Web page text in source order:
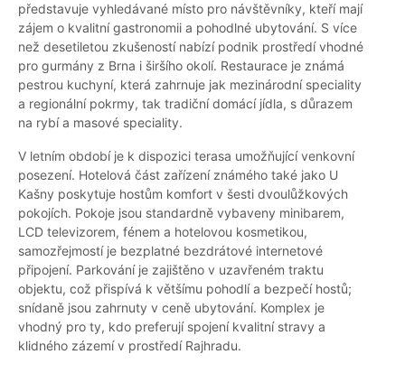
představuje vyhledávané místo pro návštěvníky, kteří mají
zájem o kvalitní gastronomii a pohodlné ubytování. S více
než desetiletou zkušeností nabízí podnik prostředí vhodné
pro gurmány z Brna i širšího okolí. Restaurace je známá
pestrou kuchyní, která zahrnuje jak mezinárodní speciality
a regionální pokrmy, tak tradiční domácí jídla, s důrazem
na rybí a masové speciality.
V letním období je k dispozici terasa umožňující venkovní
posezení. Hotelová část zařízení známého také jako U
Kašny poskytuje hostům komfort v šesti dvoulůžkových
pokojích. Pokoje jsou standardně vybaveny minibarem,
LCD televizorem, fénem a hotelovou kosmetikou,
samozřejmostí je bezplatné bezdrátové internetové
připojení. Parkování je zajištěno v uzavřeném traktu
objektu, což přispívá k většímu pohodlí a bezpečí hostů;
snídaně jsou zahrnuty v ceně ubytování. Komplex je
vhodný pro ty, kdo preferují spojení kvalitní stravy a
klidného zázemí v prostředí Rajhradu.